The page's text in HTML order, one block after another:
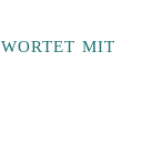
mit